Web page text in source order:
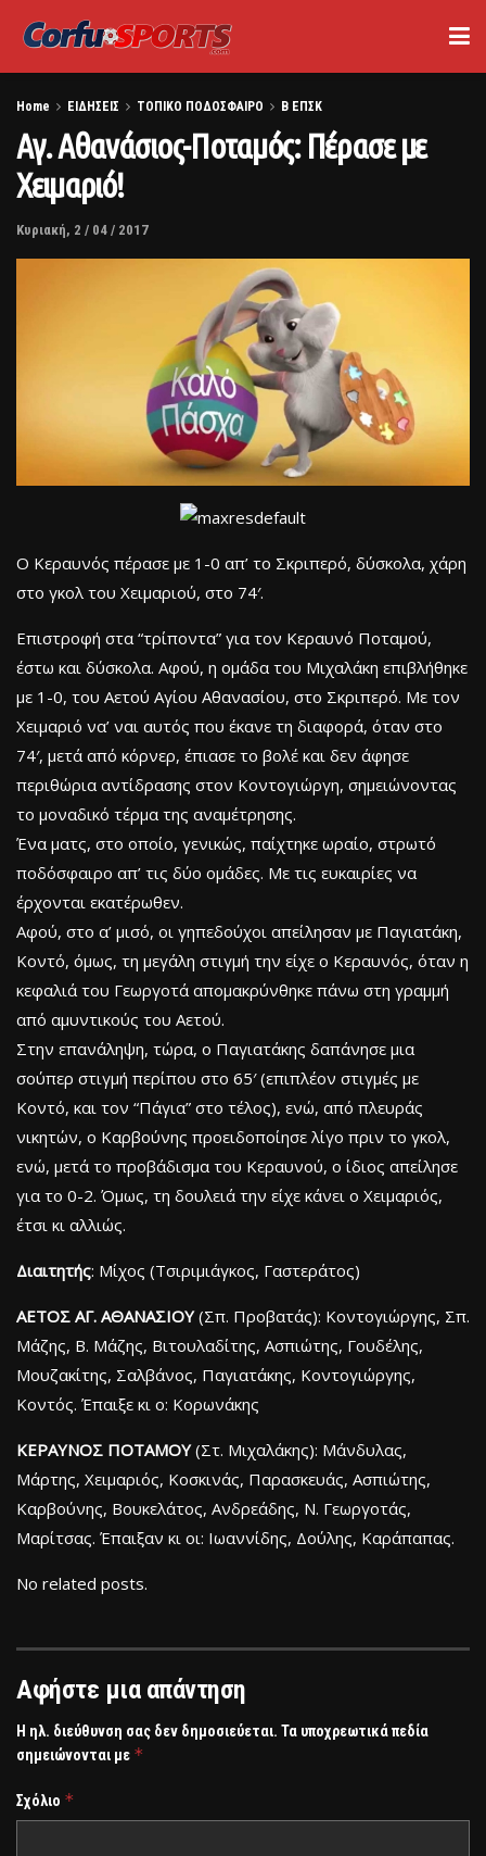
Home ΕΙΔΗΣΕΙΣ ΤΟΠΙΚΟ ΠΟΔΟΣΦΑΙΡΟ Β ΕΠΣΚ
Αγ. Αθανάσιος-Ποταμός: Πέρασε με
Χειμαριό!
Κυριακή, 2 / 04 / 2017
Ο Κεραυνός πέρασε με 1-0 απ’ το Σκριπερό, δύσκολα, χάρη
στο γκολ του Χειμαριού, στο 74′.
Επιστροφή στα “τρίποντα” για τον Κεραυνό Ποταμού,
έστω και δύσκολα. Αφού, η ομάδα του Μιχαλάκη επιβλήθηκε
με 1-0, του Αετού Αγίου Αθανασίου, στο Σκριπερό. Με τον
Χειμαριό να’ ναι αυτός που έκανε τη διαφορά, όταν στο
74′, μετά από κόρνερ, έπιασε το βολέ και δεν άφησε
περιθώρια αντίδρασης στον Κοντογιώργη, σημειώνοντας
το μοναδικό τέρμα της αναμέτρησης.
Ένα ματς, στο οποίο, γενικώς, παίχτηκε ωραίο, στρωτό
ποδόσφαιρο απ’ τις δύο ομάδες. Με τις ευκαιρίες να
έρχονται εκατέρωθεν.
Αφού, στο α’ μισό, οι γηπεδούχοι απείλησαν με Παγιατάκη,
Κοντό, όμως, τη μεγάλη στιγμή την είχε ο Κεραυνός, όταν η
κεφαλιά του Γεωργοτά απομακρύνθηκε πάνω στη γραμμή
από αμυντικούς του Αετού.
Στην επανάληψη, τώρα, ο Παγιατάκης δαπάνησε μια
σούπερ στιγμή περίπου στο 65′ (επιπλέον στιγμές με
Κοντό, και τον “Πάγια” στο τέλος), ενώ, από πλευράς
νικητών, ο Καρβούνης προειδοποίησε λίγο πριν το γκολ,
ενώ, μετά το προβάδισμα του Κεραυνού, ο ίδιος απείλησε
για το 0-2. Όμως, τη δουλειά την είχε κάνει ο Χειμαριός,
έτσι κι αλλιώς.
Διαιτητής: Μίχος (Τσιριμιάγκος, Γαστεράτος)
ΑΕΤΟΣ ΑΓ. ΑΘΑΝΑΣΙΟΥ(Σπ. Προβατάς): Κοντογιώργης, Σπ.
Μάζης, Β. Μάζης, Βιτουλαδίτης, Ασπιώτης, Γουδέλης,
Μουζακίτης, Σαλβάνος, Παγιατάκης, Κοντογιώργης,
Κοντός. Έπαιξε κι ο: Κορωνάκης
ΚΕΡΑΥΝΟΣ ΠΟΤΑΜΟΥ(Στ. Μιχαλάκης): Μάνδυλας,
Μάρτης, Χειμαριός, Κοσκινάς, Παρασκευάς, Ασπιώτης,
Καρβούνης, Βουκελάτος, Ανδρεάδης, Ν. Γεωργοτάς,
Μαρίτσας. Έπαιξαν κι οι: Ιωαννίδης, Δούλης, Καράπαπας.
No related posts.
Αφήστε μια απάντηση
Η ηλ. διεύθυνση σας δεν δημοσιεύεται. Τα υποχρεωτικά πεδία
σημειώνονται με *
Σχόλιο *